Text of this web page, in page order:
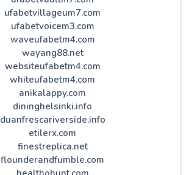
ufabetvillageum7.com
ufabetvoicem3.com
waveufabetm4.com
wayang88.net
websiteufabetm4.com
whiteufabetm4.com
anikalappy.com
dininghelsinki.info
duanfrescariverside.info
etilerx.com
finestreplica.net
flounderandfumble.com